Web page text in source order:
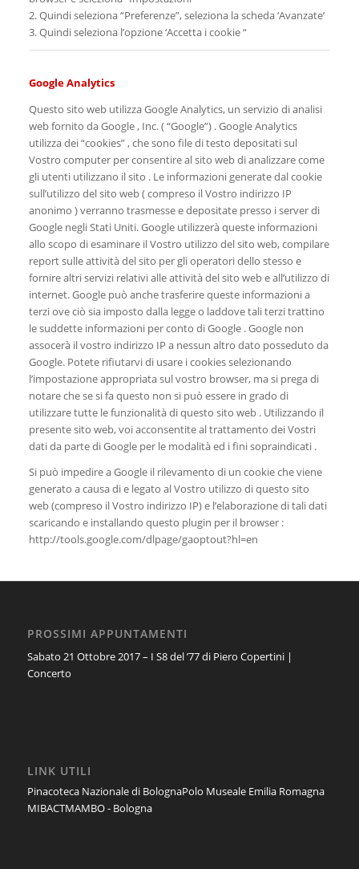
2. Quindi seleziona “Preferenze”, seleziona la scheda ‘Avanzate’
3. Quindi seleziona l’opzione ‘Accetta i cookie “
Google Analytics
Questo sito web utilizza Google Analytics, un servizio di analisi
web fornito da Google , Inc. ( “Google”) . Google Analytics
utilizza dei “cookies” , che sono file di testo depositati sul
Vostro computer per consentire al sito web di analizzare come
gli utenti utilizzano il sito . Le informazioni generate dal cookie
sull’utilizzo del sito web ( compreso il Vostro indirizzo IP
anonimo ) verranno trasmesse e depositate presso i server di
Google negli Stati Uniti. Google utilizzerà queste informazioni
allo scopo di esaminare il Vostro utilizzo del sito web, compilare
report sulle attività del sito per gli operatori dello stesso e
fornire altri servizi relativi alle attività del sito web e all’utilizzo di
internet. Google può anche trasferire queste informazioni a
terzi ove ciò sia imposto dalla legge o laddove tali terzi trattino
le suddette informazioni per conto di Google . Google non
assocerà il vostro indirizzo IP a nessun altro dato posseduto da
Google. Potete rifiutarvi di usare i cookies selezionando
l’impostazione appropriata sul vostro browser, ma si prega di
notare che se si fa questo non si può essere in grado di
utilizzare tutte le funzionalità di questo sito web . Utilizzando il
presente sito web, voi acconsentite al trattamento dei Vostri
dati da parte di Google per le modalità ed i fini sopraindicati .
Si può impedire a Google il rilevamento di un cookie che viene
generato a causa di e legato al Vostro utilizzo di questo sito
web (compreso il Vostro indirizzo IP) e l’elaborazione di tali dati
scaricando e installando questo plugin per il browser :
http://tools.google.com/dlpage/gaoptout?hl=en
PROSSIMI APPUNTAMENTI
Sabato 21 Ottobre 2017 – I S8 del ’77 di Piero Copertini |
Concerto
LINK UTILI
Pinacoteca Nazionale di BolognaPolo Museale Emilia Romagna
MIBACTMAMBO - Bologna